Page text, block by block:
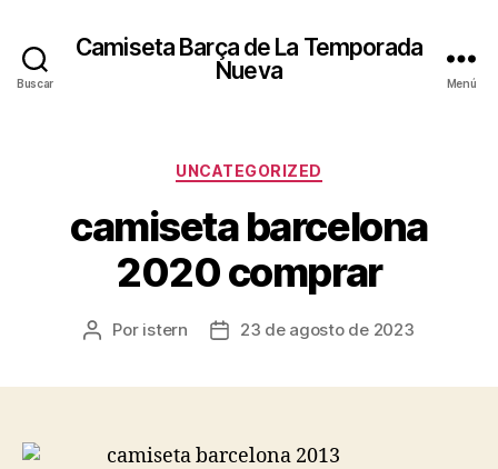
Buscar
Camiseta Barça de La Temporada
Nueva
Menú
Categorías
UNCATEGORIZED
camiseta barcelona
2020 comprar
Autor
Por istern
Fecha23 de agosto de 2023